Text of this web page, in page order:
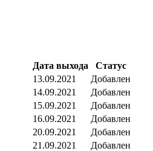
Дата выхода
Статус
13.09.2021
Добавлен
14.09.2021
Добавлен
15.09.2021
Добавлен
16.09.2021
Добавлен
20.09.2021
Добавлен
21.09.2021
Добавлен